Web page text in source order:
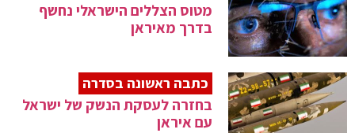
מטוס הצללים הישראלי נחשף
בדרך מאיראן
כתבה ראשונה בסדרה
בחזרה לעסקת הנשק של ישראל
עם איראן